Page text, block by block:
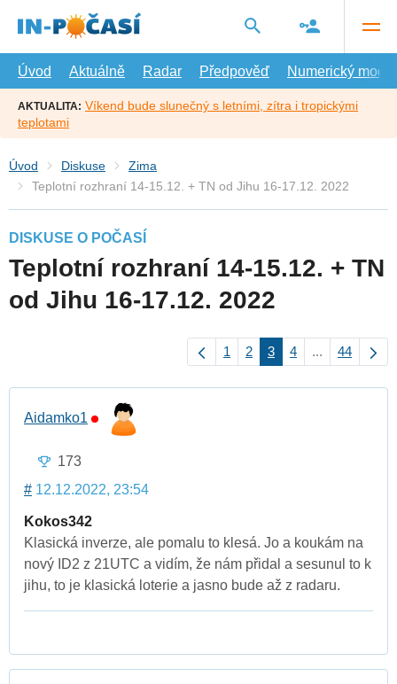
hlavní
Úvod
Aktuálně Radar Předpověď Numerický model
AKTUALITA: Víkend bude slunečný s letními, zítra i tropickými
teplotami
Úvod Diskuse
Zima
Teplotní rozhraní 14-15.12. + TN od Jihu 16-17.12. 2022
DISKUSE O POČASÍ
Teplotní rozhraní 14-15.12. + TN
od Jihu 16-17.12. 2022
1 2 3 4 ... 44
Aidamko1
173
# 12.12.2022, 23:54
Kokos342
Klasická inverze, ale pomalu to klesá. Jo a koukám na
nový ID2 z 21UTC a vidím, že nám přidal a sesunul to k
jihu, to je klasická loterie a jasno bude až z radaru.